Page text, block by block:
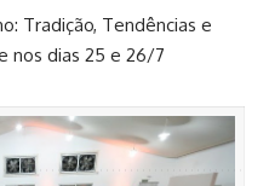
Tradição, Tendências e
nos dias 25 e 26/7